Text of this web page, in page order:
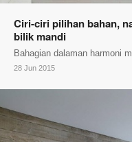
Ciri-ciri pilihan bahan,
bilik mandi
Bahagian dalaman harmoni
28 Jun 2015